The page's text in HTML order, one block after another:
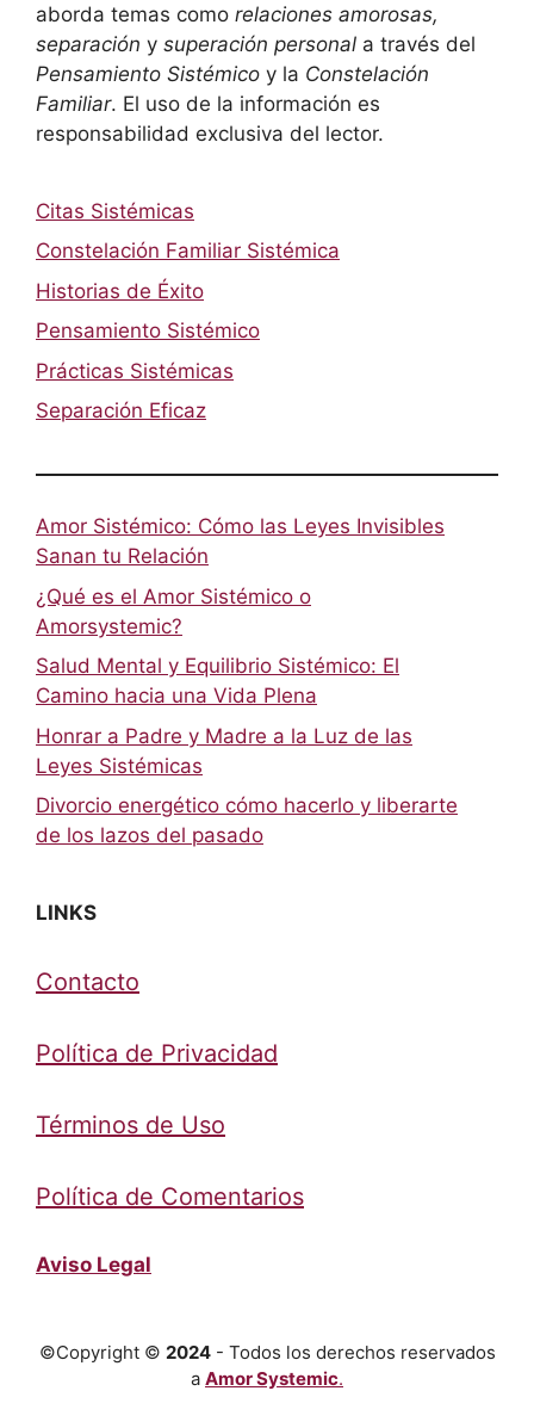
aborda temas como relaciones amorosas,
separación y superación personal a través del
Pensamiento Sistémico y la Constelación
Familiar. El uso de la información es
responsabilidad exclusiva del lector.
Citas Sistémicas
Constelación Familiar Sistémica
Historias de Éxito
Pensamiento Sistémico
Prácticas Sistémicas
Separación Eficaz
Amor Sistémico: Cómo las Leyes Invisibles
Sanan tu Relación
¿Qué es el Amor Sistémico o
Amorsystemic?
Salud Mental y Equilibrio Sistémico: El
Camino hacia una Vida Plena
Honrar a Padre y Madre a la Luz de las
Leyes Sistémicas
Divorcio energético cómo hacerlo y liberarte
de los lazos del pasado
LINKS
Contacto
Política de Privacidad
Términos de Uso
Política de Comentarios
Aviso Legal
©Copyright © 2024- Todos los derechos reservados
a Amor Systemic.